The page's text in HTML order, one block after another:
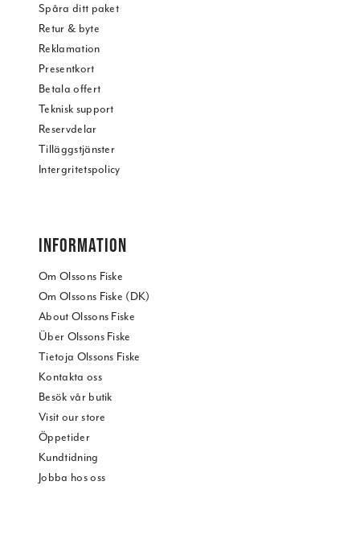
Spåra ditt paket
Retur & byte
Reklamation
Presentkort
Betala offert
Teknisk support
Reservdelar
Tilläggstjänster
Intergritetspolicy
INFORMATION
Om Olssons Fiske
Om Olssons Fiske (DK)
About Olssons Fiske
Über Olssons Fiske
Tietoja Olssons Fiske
Kontakta oss
Besök vår butik
Visit our store
Öppetider
Kundtidning
Jobba hos oss